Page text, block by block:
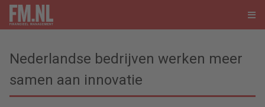
Nederlandse bedrijven werken meer
samen aan innovatie